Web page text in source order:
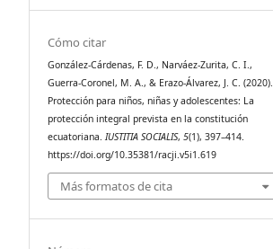
Cómo citar
González-Cárdenas, F. D., Narváez-Zurita, C. I.,
Guerra-Coronel, M. A., & Erazo-Álvarez, J. C. (2020).
Protección para niños, niñas y adolescentes: La
protección integral prevista en la constitución
ecuatoriana.IUSTITIA SOCIALIS,5(1), 397–414.
https://doi.org/10.35381/racji.v5i1.619
Más formatos de cita